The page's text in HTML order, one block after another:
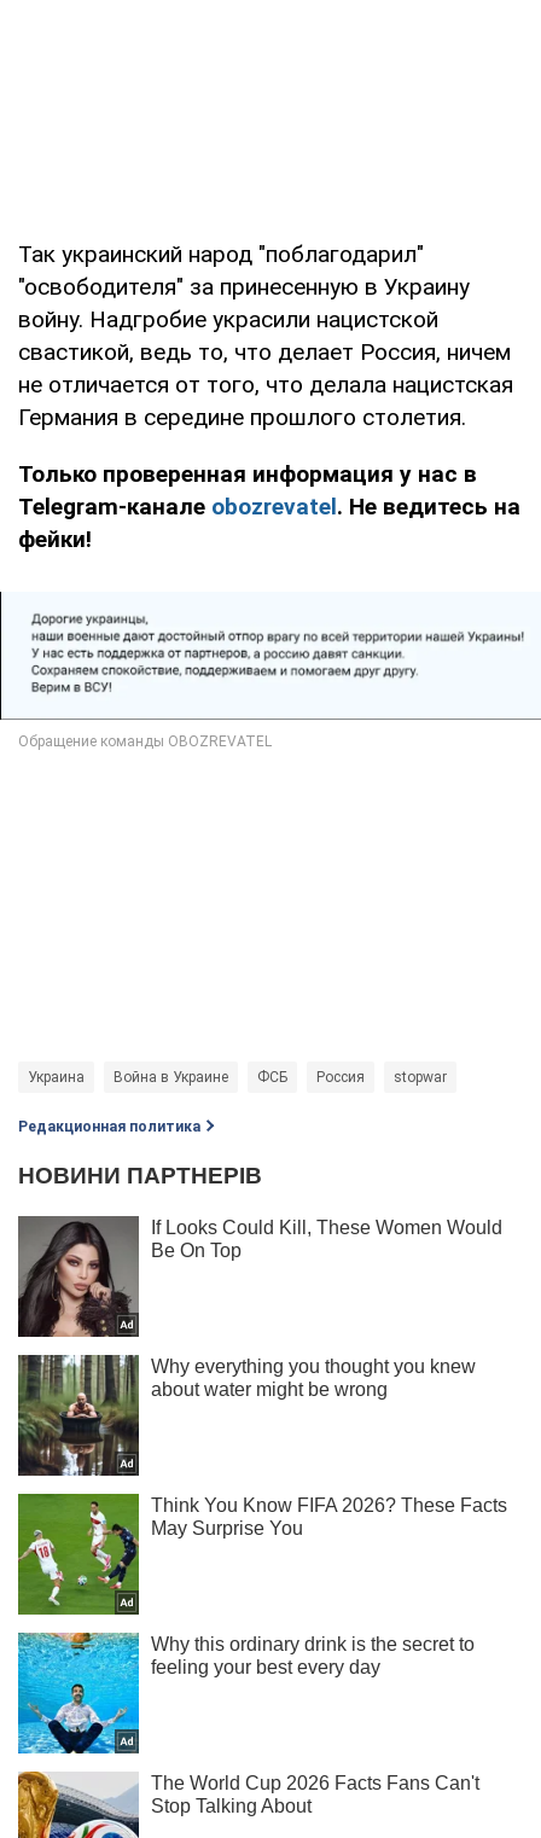
Так украинский народ "поблагодарил"
"освободителя" за принесенную в Украину
войну. Надгробие украсили нацистской
свастикой, ведь то, что делает Россия, ничем
не отличается от того, что делала нацистская
Германия в середине прошлого столетия.
Только проверенная информация у нас в
Telegram-канале obozrevatel. Не ведитесь на
фейки!
Украина Война в Украине ФСБ Россия stopwar
Редакционная политика